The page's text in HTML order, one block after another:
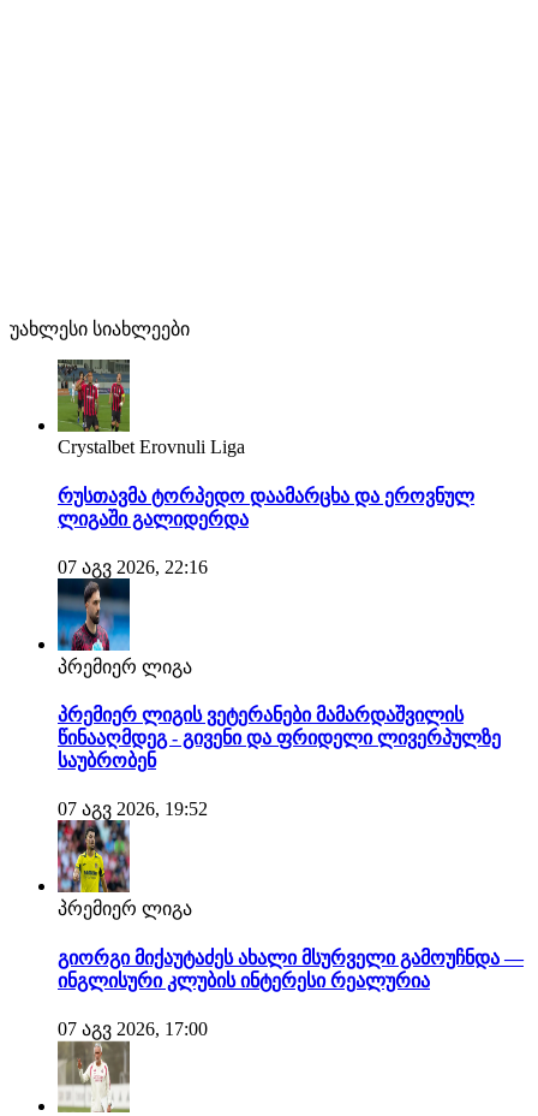
უახლესი სიახლეები
Crystalbet Erovnuli Liga
რუსთავმა ტორპედო დაამარცხა და ეროვნულ
ლიგაში გალიდერდა
07 აგვ 2026, 22:16
პრემიერ ლიგა
პრემიერ ლიგის ვეტერანები მამარდაშვილის
წინააღმდეგ - გივენი და ფრიდელი ლივერპულზე
საუბრობენ
07 აგვ 2026, 19:52
პრემიერ ლიგა
გიორგი მიქაუტაძეს ახალი მსურველი გამოუჩნდა —
ინგლისური კლუბის ინტერესი რეალურია
07 აგვ 2026, 17:00